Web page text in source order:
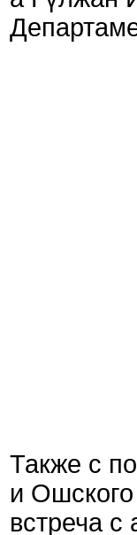
Также с
и Ошского
встреча с